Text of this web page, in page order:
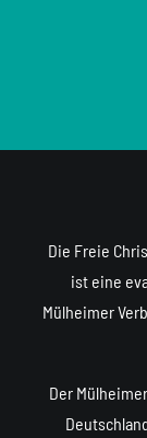
Die Freie
ist eine
Mülheimer
Der